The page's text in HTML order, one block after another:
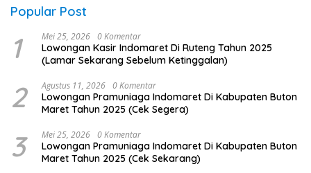
Popular Post
1 Mei 25, 2026 0 Komentar
Lowongan Kasir Indomaret Di Ruteng Tahun 2025
(Lamar Sekarang Sebelum Ketinggalan)
2 Agustus 11, 2026 0 Komentar
Lowongan Pramuniaga Indomaret Di Kabupaten Buton
Maret Tahun 2025 (Cek Segera)
3 Mei 25, 2026 0 Komentar
Lowongan Pramuniaga Indomaret Di Kabupaten Buton
Maret Tahun 2025 (Cek Sekarang)